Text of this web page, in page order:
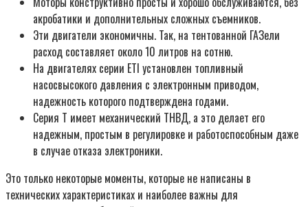
акробатики и дополнительных сложных съемников.
Эти двигатели экономичны. Так, на тентованной ГАЗели
расход составляет около 10 литров на сотню.
На двигателях серии ETI установлен топливный
насосвысокого давления с электронным приводом,
надежность которого подтверждена годами.
Серия T имеет механический ТНВД, а это делает его
надежным, простым в регулировке и работоспособным даже
в случае отказа электроники.
Это только некоторые моменты, которые не написаны в
технических характеристиках и наиболее важны для